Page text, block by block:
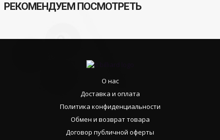
РЕКОМЕНДУЕМ ПОСМОТРЕТЬ
О нас
Доставка и оплата
Политика конфиденциальности
Обмен и возврат товара
Договор публичной оферты